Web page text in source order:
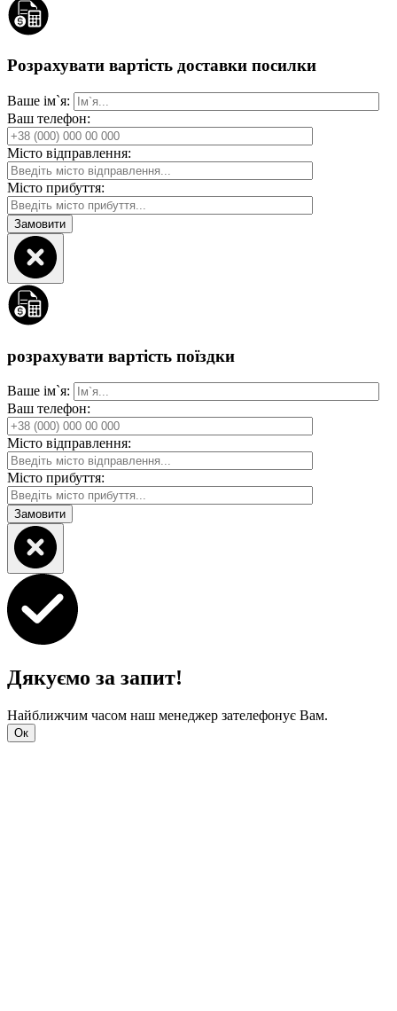
Розрахувати вартість доставки посилки
Ваше ім`я:
Ваш телефон:
Місто відправлення:
Місто прибуття:
розрахувати вартість поїздки
Ваше ім`я:
Ваш телефон:
Місто відправлення:
Місто прибуття:
Дякуємо за запит!
Найближчим часом наш менеджер зателефонує Вам.
Ок